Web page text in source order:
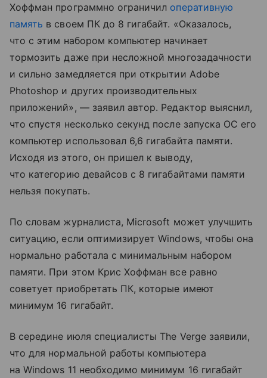
Хоффман программно ограничил оперативную
память в своем ПК до 8 гигабайт. «Оказалось,
что с этим набором компьютер начинает
тормозить даже при несложной многозадачности
и сильно замедляется при открытии Adobe
Photoshop и других производительных
приложений», — заявил автор. Редактор выяснил,
что спустя несколько секунд после запуска ОС его
компьютер использовал 6,6 гигабайта памяти.
Исходя из этого, он пришел к выводу,
что категорию девайсов с 8 гигабайтами памяти
нельзя покупать.
По словам журналиста, Microsoft может улучшить
ситуацию, если оптимизирует Windows, чтобы она
нормально работала с минимальным набором
памяти. При этом Крис Хоффман все равно
советует приобретать ПК, которые имеют
минимум 16 гигабайт.
В середине июля специалисты The Verge заявили,
что для нормальной работы компьютера
на Windows 11 необходимо минимум 16 гигабайт